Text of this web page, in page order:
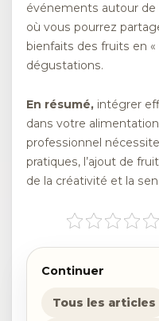
événements autour de
où vous pourrez
bienfaits des fruits en
dégustations.
En résumé, intégrer
dans votre
professionnel
pratiques, l’ajout de
de la créativité et la
Continuer
Tous les articles